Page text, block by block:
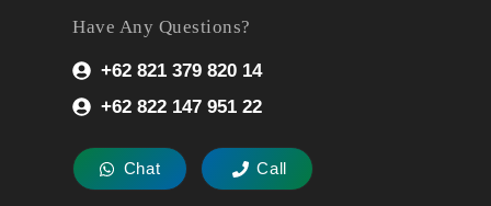
Have Any Questions?
+62 821 379 820 14
+62 822 147 951 22
Chat Call